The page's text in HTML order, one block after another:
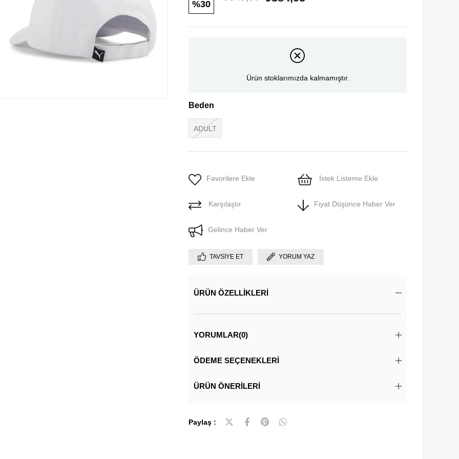
30
Ürün stoklarımızda kalmamıştır.
Beden
ADULT
Favorilere Ekle İstek Listeme Ekle
Karşılaştır Fiyat Düşünce Haber Ver
Gelince Haber Ver
TAVSIYE ET YORUM YAZ
ÜRÜN ÖZELLIKLERI
YORUMLAR(0)
ÖDEME SEÇENEKLERI
ÜRÜN ÖNERILERI
Paylaş :